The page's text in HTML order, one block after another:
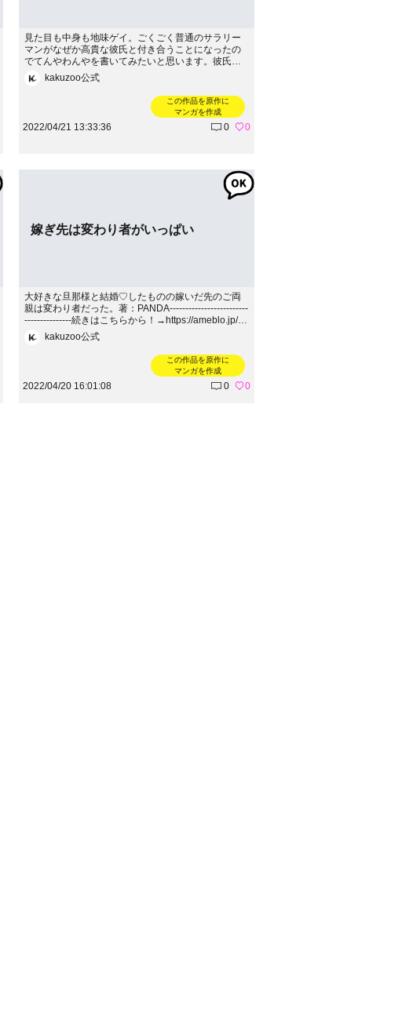
見た目も中身も地味ゲイ。ごくごく普通のサラリー
マンがなぜか高貴な彼氏と付き合うことになったの
でてんやわんやを書いてみたいと思います。彼氏に
迷惑かけないよう、１割はフィクションだと思って
もらえればありがたいです。著：green-noble---------
-------------------------------続きはこちらから！→https://a
kakuzoo公式
この作品を原作に
マンガを作成
2022/04/21 13:33:36 0 0
嫁ぎ先は変わり者がいっぱい
大好きな旦那様と結婚♡したものの嫁いだ先のご両
親は変わり者だった。著：PANDA-------------------------
---------------続きはこちらから！→https://ameblo.jp/sh
irokuro-panda-2021/
kakuzoo公式
この作品を原作に
マンガを作成
2022/04/20 16:01:08 0 0